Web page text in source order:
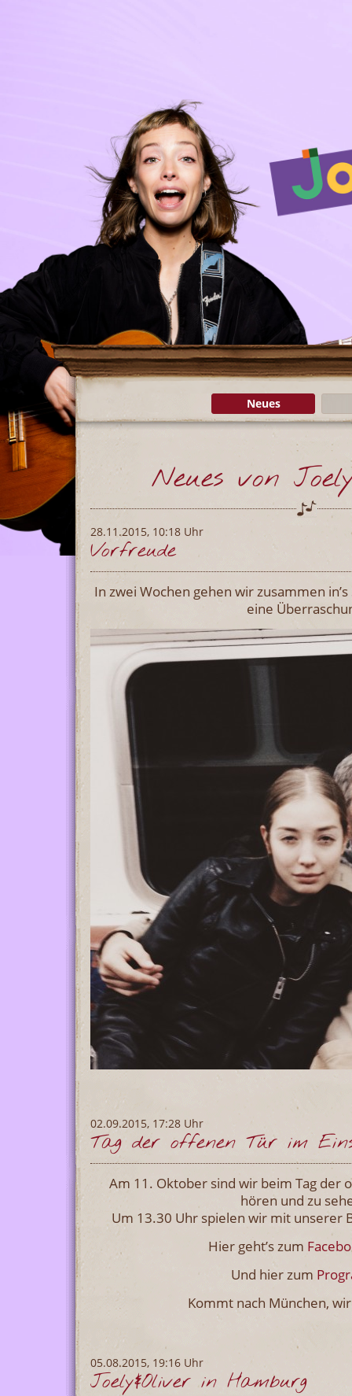
Neues
Neues von
28.11.2015, 10:18 Uhr
Vorfreude
In zwei Wochen gehen wir zusammen in’s
eine
02.09.2015, 17:28 Uhr
Tag der offenen Tür im
Am 11. Oktober sind wir beim Tag der
hören und zu
Um 13.30 Uhr spielen wir mit unserer
Hier geht’s zum
Und hier zum
Kommt nach München,
05.08.2015, 19:16 Uhr
Joely&Oliver in Hamburg